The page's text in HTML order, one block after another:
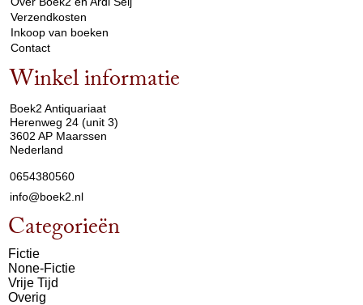
Verzendkosten
Inkoop van boeken
Contact
Winkel informatie
Boek2 Antiquariaat
Herenweg 24 (unit 3)
3602 AP Maarssen
Nederland
0654380560
info@boek2.nl
Categorieën
Fictie
None-Fictie
Vrije Tijd
Overig